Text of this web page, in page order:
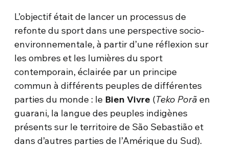
L’objectif était de lancer un processus de
refonte du sport dans une perspective socio-
environnementale, à partir d’une réflexion sur
les ombres et les lumières du sport
contemporain, éclairée par un principe
commun à différents peuples de différentes
parties du monde : le Bien Vivre (Teko Porã en
guarani, la langue des peuples indigènes
présents sur le territoire de São Sebastião et
dans d’autres parties de l’Amérique du Sud).